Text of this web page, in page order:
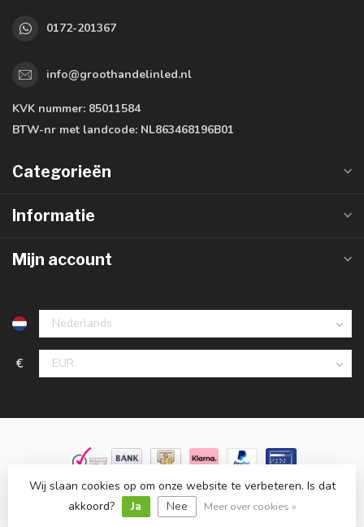
0172-201367
info@groothandelinled.nl
KVK nummer: 85011584
BTW-nr met landcode: NL863468196B01
Categorieën
Informatie
Mijn account
€
© Copyright 2026 Groothandelinled.nl - Powered by
Lightspeed
Lightspeed designbyDyvelopment
Wij slaan cookies op om onze website te verbeteren. Is dat
akkoord?
Ja Nee Meer over cookies »